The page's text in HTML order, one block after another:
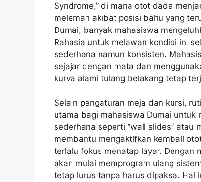
Syndrome,” di mana otot dada
melemah akibat posisi bahu yang
Dumai, banyak mahasiswa
Rahasia untuk melawan kondisi ini
sederhana namun konsisten.
sejajar dengan mata dan
kurva alami tulang belakang tetap
Selain pengaturan meja dan kursi,
utama bagi mahasiswa Dumai untuk
sederhana seperti “wall slides”
membantu mengaktifkan kembali
terlalu fokus menatap layar. Dengan
akan mulai memprogram ulang
tetap lurus tanpa harus dipaksa. Hal